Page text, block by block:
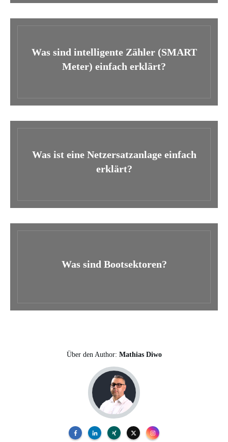
Was sind intelligente Zähler (SMART
Meter) einfach erklärt?
Was ist eine Netzersatzanlage einfach
erklärt?
Was sind Bootsektoren?
Über den Author: Mathias Diwo